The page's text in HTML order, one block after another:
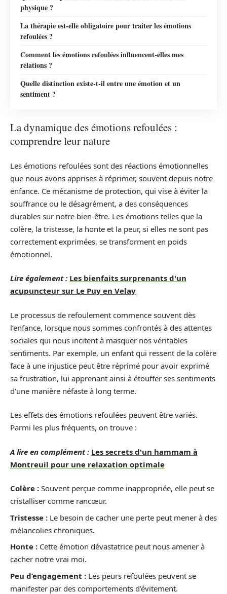
physique ?
La thérapie est-elle obligatoire pour traiter les émotions
refoulées ?
Comment les émotions refoulées influencent-elles mes
relations ?
Quelle distinction existe-t-il entre une émotion et un
sentiment ?
La dynamique des émotions refoulées :
comprendre leur nature
Les émotions refoulées sont des réactions émotionnelles
que nous avons apprises à réprimer, souvent depuis notre
enfance. Ce mécanisme de protection, qui vise à éviter la
souffrance ou le désagrément, a des conséquences
durables sur notre bien-être. Les émotions telles que la
colère, la tristesse, la honte et la peur, si elles ne sont pas
correctement exprimées, se transforment en poids
émotionnel.
Lire également : Les bienfaits surprenants d'un
acupuncteur sur Le Puy en Velay
Le processus de refoulement commence souvent dès
l’enfance, lorsque nous sommes confrontés à des attentes
sociales qui nous incitent à masquer nos véritables
sentiments. Par exemple, un enfant qui ressent de la colère
face à une injustice peut être réprimé pour avoir exprimé
sa frustration, lui apprenant ainsi à étouffer ses sentiments
d’une manière néfaste à long terme.
Les effets des émotions refoulées peuvent être variés.
Parmi les plus fréquents, on trouve :
A lire en complément : Les secrets d'un hammam à
Montreuil pour une relaxation optimale
Colère : Souvent perçue comme inappropriée, elle peut se
cristalliser comme rancœur.
Tristesse : Le besoin de cacher une perte peut mener à des
mélancolies chroniques.
Honte : Cette émotion dévastatrice peut nous amener à
cacher notre vrai moi.
Peu d’engagement : Les peurs refoulées peuvent se
manifester par des comportements d’évitement.